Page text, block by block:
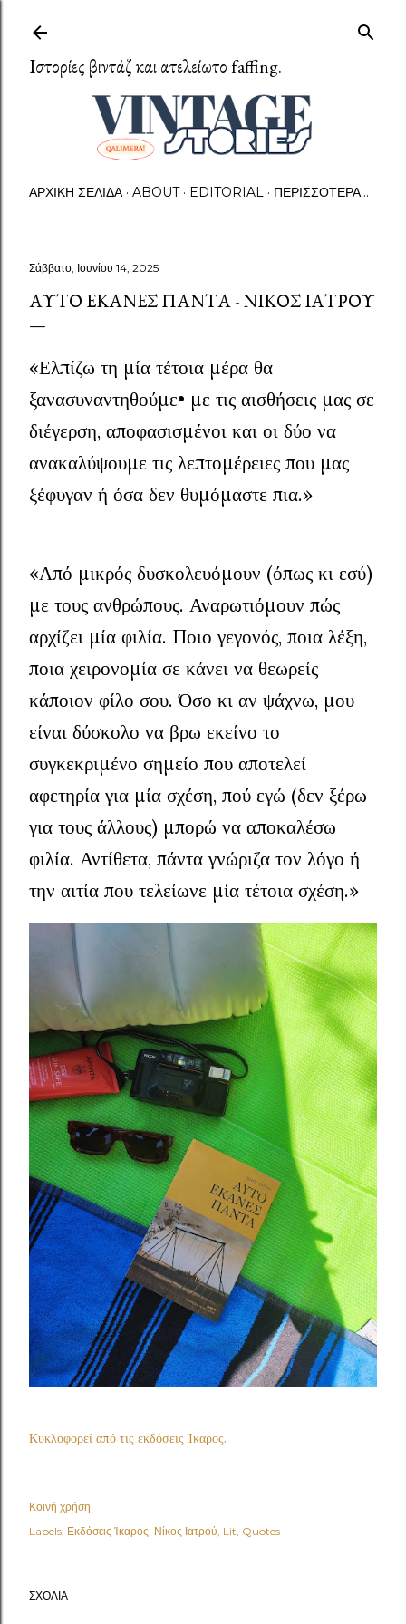
Ιστορίες βιντάζ και ατελείωτο faffing.
ΑΡΧΙΚΉ ΣΕΛΊΔΑ ABOUT EDITORIAL ΠΕΡΙΣΣΌΤΕΡΑ…
Σάββατο, Ιουνίου 14, 2025
ΑΥΤΌ ΈΚΑΝΕΣ ΠΆΝΤΑ - ΝΊΚΟΣ ΙΑΤΡΟΎ
«Ελπίζω τη μία τέτοια μέρα θα
ξανασυναντηθούμε• με τις αισθήσεις μας σε
διέγερση, αποφασισμένοι και οι δύο να
ανακαλύψουμε τις λεπτομέρειες που μας
ξέφυγαν ή όσα δεν θυμόμαστε πια.»
«Από μικρός δυσκολευόμουν (όπως κι εσύ)
με τους ανθρώπους. Αναρωτιόμουν πώς
αρχίζει μία φιλία. Ποιο γεγονός, ποια λέξη,
ποια χειρονομία σε κάνει να θεωρείς
κάποιον φίλο σου. Όσο κι αν ψάχνω, μου
είναι δύσκολο να βρω εκείνο το
συγκεκριμένο σημείο που αποτελεί
αφετηρία για μία σχέση, πού εγώ (δεν ξέρω
για τους άλλους) μπορώ να αποκαλέσω
φιλία. Αντίθετα, πάντα γνώριζα τον λόγο ή
την αιτία που τελείωνε μία τέτοια σχέση.»
Κυκλοφορεί από τις εκδόσεις Ίκαρος.
Κοινή χρήση
Labels: Εκδόσεις Ίκαρος Νίκος Ιατρού Lit Quotes
ΣΧΌΛΙΑ